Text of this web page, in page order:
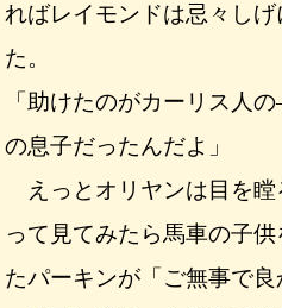
ればレイモンドは忌々し
た。
「助けたのがカーリス人
の息子だったんだよ」
えっとオリヤンは目を瞠
って見てみたら馬車の子
たパーキンが「ご無事で